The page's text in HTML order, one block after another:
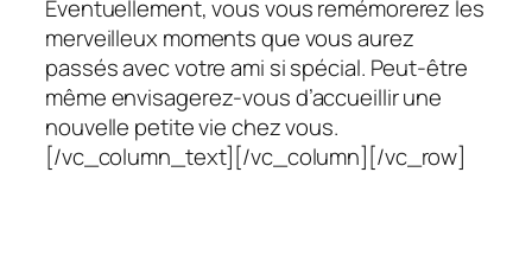
Éventuellement, vous vous remémorerez les
merveilleux moments que vous aurez
passés avec votre ami si spécial. Peut-être
même envisagerez-vous d’accueillir une
nouvelle petite vie chez vous.
[/vc_column_text][/vc_column][/vc_row]